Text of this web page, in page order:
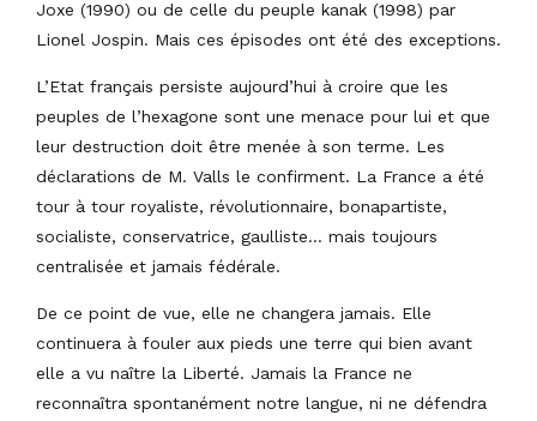
Joxe (1990) ou de celle du peuple kanak (1998) par
Lionel Jospin. Mais ces épisodes ont été des exceptions.
L’Etat français persiste aujourd’hui à croire que les
peuples de l’hexagone sont une menace pour lui et que
leur destruction doit être menée à son terme. Les
déclarations de M. Valls le confirment. La France a été
tour à tour royaliste, révolutionnaire, bonapartiste,
socialiste, conservatrice, gaulliste… mais toujours
centralisée et jamais fédérale.
De ce point de vue, elle ne changera jamais. Elle
continuera à fouler aux pieds une terre qui bien avant
elle a vu naître la Liberté. Jamais la France ne
reconnaîtra spontanément notre langue, ni ne défendra